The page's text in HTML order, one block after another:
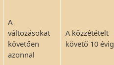
A
változásokat
követően
azonnal
A közzétételt
követő 10 évig